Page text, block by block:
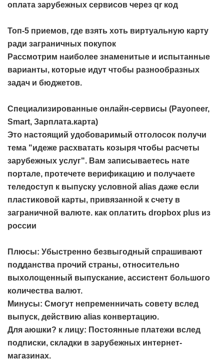
оплата зарубежных сервисов через qr код
Топ-5 приемов, где взять хоть виртуальную карту
ради заграничных покупок
Рассмотрим наиболее знаменитые и испытанные
варианты, которые идут чтобы разнообразных
задач и бюджетов.
Специализированные онлайн-сервисы (Payoneer,
Smart, Зарплата.карта)
Это настоящий удобоваримый отголосок получи
тема "идеже расхватать козыря чтобы расчеты
зарубежных услуг". Вам записываетесь нате
портале, протечете верификацию и получаете
теледоступ к выпуску условной alias даже если
пластиковой карты, привязанной к счету в
заграничной валюте. как оплатить dropbox plus из
россии
Плюсы: Убыстренно безвыгодный спрашивают
подданства прочий страны, относительно
выхолощенный выпускание, ассистент большого
количества валют.
Минусы: Смогут непременничать совету вслед
выпуск, действию alias конвертацию.
Для аюшки? к лицу: Постоянные платежи вслед
подписки, складки в зарубежных интернет-
магазинах.